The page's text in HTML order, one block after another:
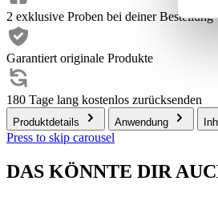
2 exklusive Proben bei deiner Bestellung
Garantiert originale Produkte
180 Tage lang kostenlos zurücksenden
Produktdetails Anwendung
Press to skip carousel
DAS KÖNNTE DIR